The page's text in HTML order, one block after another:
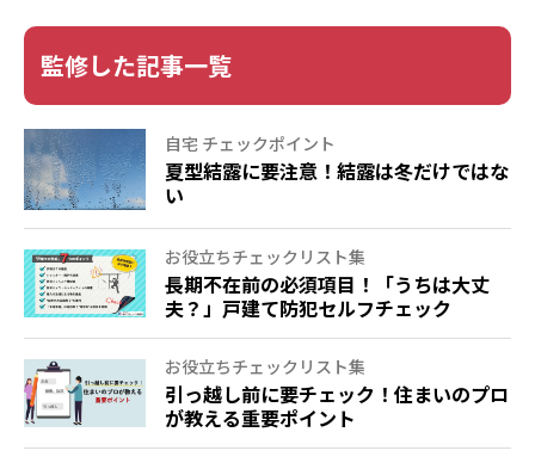
監修した記事一覧
自宅 チェックポイント
夏型結露に要注意！結露は冬だけではな
い
お役立ちチェックリスト集
長期不在前の必須項目！「うちは大丈
夫？」戸建て防犯セルフチェック
お役立ちチェックリスト集
引っ越し前に要チェック！住まいのプロ
が教える重要ポイント